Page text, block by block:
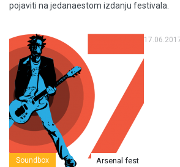
pojaviti na jedanaestom izdanju festivala.
Soundbox Arsenal fest